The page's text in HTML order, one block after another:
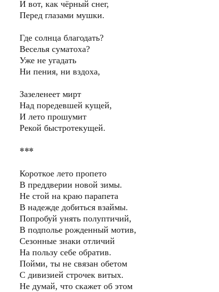
И вот, как чёрный снег,
Перед глазами мушки.
Где солнца благодать?
Веселья суматоха?
Уже не угадать
Ни пения, ни вздоха,
Зазеленеет мирт
Над поредевшей кущей,
И лето прошумит
Рекой быстротекущей.
***
Короткое лето пропето
В преддверии новой зимы.
Не стой на краю парапета
В надежде добиться взаймы.
Попробуй унять полуптичий,
В подполье рожденный мотив,
Сезонные знаки отличий
На пользу себе обратив.
Пойми, ты не связан обетом
С дивизией строчек витых.
Не думай, что скажет об этом